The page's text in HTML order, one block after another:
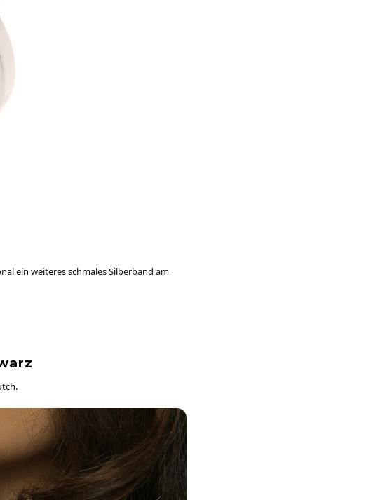
ein weiteres schmales Silberband am